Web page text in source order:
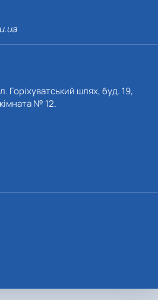
Горіхуватський шлях, буд. 19,
№ 12.